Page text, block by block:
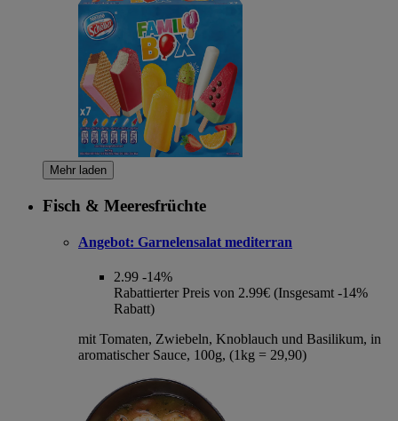
Mehr laden
Fisch & Meeresfrüchte
Angebot: Garnelensalat mediterran
2.99 -14%
Rabattierter Preis von 2.99€ (Insgesamt -14%
Rabatt)
mit Tomaten, Zwiebeln, Knoblauch und Basilikum, in
aromatischer Sauce, 100g, (1kg = 29,90)